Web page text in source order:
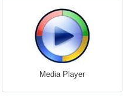
Media Player